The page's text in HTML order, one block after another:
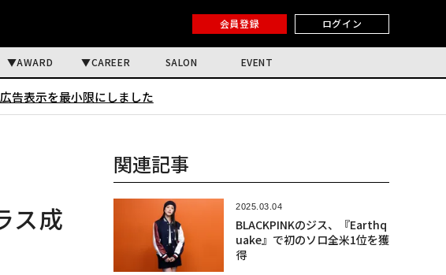
会員登録 ログイン
AWARD CAREER SALON EVENT
告表示を最小限にしました
ス成
関連記事
2025.03.04
BLACKPINKのジス、『Earthq
uake』で初のソロ全米1位を獲
得